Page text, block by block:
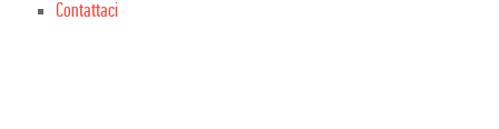
Contattaci